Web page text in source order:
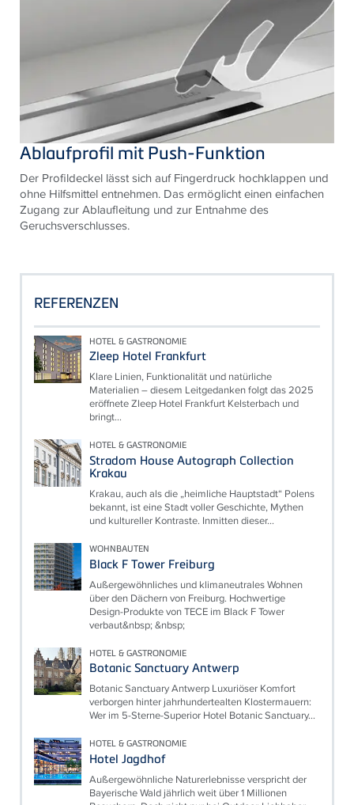
Ablaufprofil mit Push-Funktion
Der Profildeckel lässt sich auf Fingerdruck hochklappen und
ohne Hilfsmittel entnehmen. Das ermöglicht einen einfachen
Zugang zur Ablaufleitung und zur Entnahme des
Geruchsverschlusses.
REFERENZEN
HOTEL & GASTRONOMIE
Zleep Hotel Frankfurt
Klare Linien, Funktionalität und natürliche
Materialien – diesem Leitgedanken folgt das 2025
eröffnete Zleep Hotel Frankfurt Kelsterbach und
bringt...
HOTEL & GASTRONOMIE
Stradom House Autograph Collection
Krakau
Krakau, auch als die „heimliche Hauptstadt“ Polens
bekannt, ist eine Stadt voller Geschichte, Mythen
und kultureller Kontraste. Inmitten dieser...
WOHNBAUTEN
Black F Tower Freiburg
Außergewöhnliches und klimaneutrales Wohnen
über den Dächern von Freiburg. Hochwertige
Design-Produkte von TECE im Black F Tower
verbaut&nbsp; &nbsp;
HOTEL & GASTRONOMIE
Botanic Sanctuary Antwerp
Botanic Sanctuary Antwerp Luxuriöser Komfort
verborgen hinter jahrhundertealten Klostermauern:
Wer im 5-Sterne-Superior Hotel Botanic Sanctuary...
HOTEL & GASTRONOMIE
Hotel Jagdhof
Außergewöhnliche Naturerlebnisse verspricht der
Bayerische Wald jährlich weit über 1 Millionen